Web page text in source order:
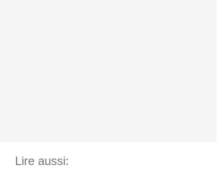
Lire aussi: